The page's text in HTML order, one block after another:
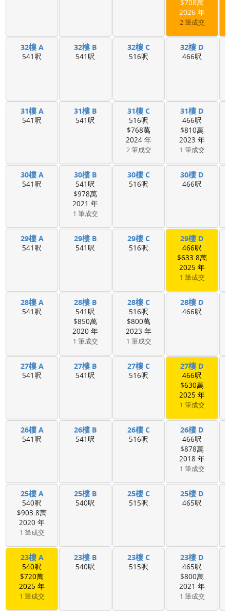
$708萬
2026 年
2 筆成交
32樓 A
541呎
32樓 B
541呎
32樓 C
516呎
32樓 D
466呎
31樓 A
541呎
31樓 B
541呎
31樓 C
516呎
$768萬
2024 年
2 筆成交
31樓 D
466呎
$810萬
2023 年
1 筆成交
30樓 A
541呎
30樓 B
541呎
$978萬
2021 年
1 筆成交
30樓 C
516呎
30樓 D
466呎
29樓 A
541呎
29樓 B
541呎
29樓 C
516呎
29樓 D
466呎
$633.8萬
2025 年
1 筆成交
28樓 A
541呎
28樓 B
541呎
$850萬
2020 年
1 筆成交
28樓 C
516呎
$800萬
2023 年
1 筆成交
28樓 D
466呎
27樓 A
541呎
27樓 B
541呎
27樓 C
516呎
27樓 D
466呎
$630萬
2025 年
1 筆成交
26樓 A
541呎
26樓 B
541呎
26樓 C
516呎
26樓 D
466呎
$878萬
2018 年
1 筆成交
25樓 A
540呎
$903.8萬
2020 年
1 筆成交
25樓 B
540呎
25樓 C
515呎
25樓 D
465呎
23樓 A
540呎
$720萬
2025 年
1 筆成交
23樓 B
540呎
23樓 C
515呎
23樓 D
465呎
$800萬
2021 年
1 筆成交